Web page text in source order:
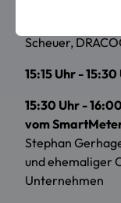
14:45 Uhr -
Scheuer,
15:15 Uhr -
15:30 Uhr -
vom
Stephan
und ehemaliger
Unternehmen